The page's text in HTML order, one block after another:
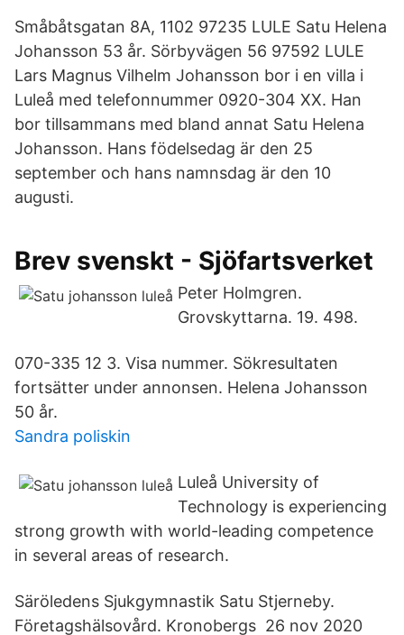
Småbåtsgatan 8A, 1102 97235 LULE Satu Helena
Johansson 53 år. Sörbyvägen 56 97592 LULE
Lars Magnus Vilhelm Johansson bor i en villa i
Luleå med telefonnummer 0920-304 XX. Han
bor tillsammans med bland annat Satu Helena
Johansson. Hans födelsedag är den 25
september och hans namnsdag är den 10
augusti.
Brev svenskt - Sjöfartsverket
Peter Holmgren.
Grovskyttarna. 19. 498.
070-335 12 3. Visa nummer. Sökresultaten
fortsätter under annonsen. Helena Johansson
50 år.
Sandra poliskin
Luleå University of
Technology is experiencing
strong growth with world-leading competence
in several areas of research.
Säröledens Sjukgymnastik Satu Stjerneby.
Företagshälsovård. Kronobergs 26 nov 2020